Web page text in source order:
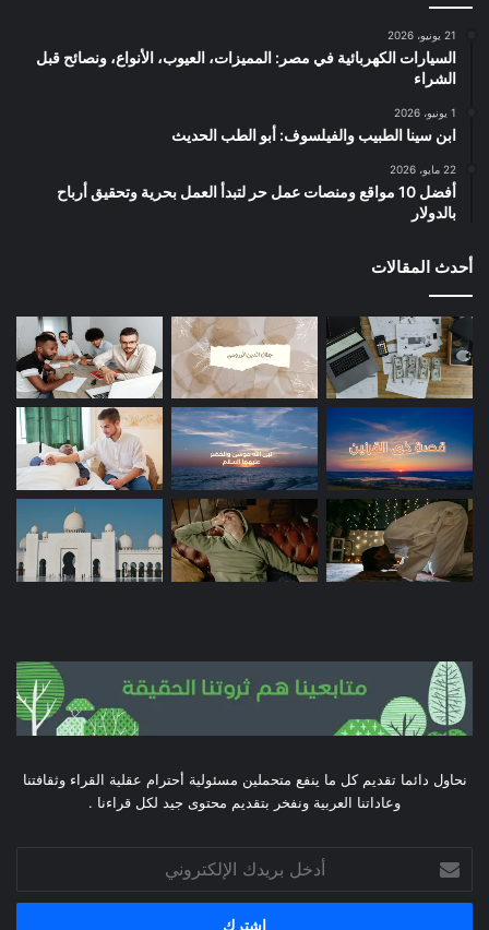
21 يونيو، 2026
السيارات الكهربائية في مصر: المميزات، العيوب، الأنواع، ونصائح قبل
الشراء
1 يونيو، 2026
ابن سينا الطبيب والفيلسوف: أبو الطب الحديث
22 مايو، 2026
أفضل 10 مواقع ومنصات عمل حر لتبدأ العمل بحرية وتحقيق أرباح
بالدولار
أحدث المقالات
نحاول دائما تقديم كل ما ينفع متحملين مسئولية أحترام عقلية القراء وثقافتنا
وعاداتنا العربية ونفخر بتقديم محتوى جيد لكل قراءنا .
بريدك
الإلكتروني